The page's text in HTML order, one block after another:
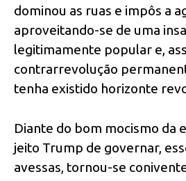
dominou as ruas e impôs a
aproveitando-se de uma
legitimamente popular e,
contrarrevolução
tenha existido horizonte
Diante do bom mocismo da
jeito Trump de governar,
avessas, tornou-se